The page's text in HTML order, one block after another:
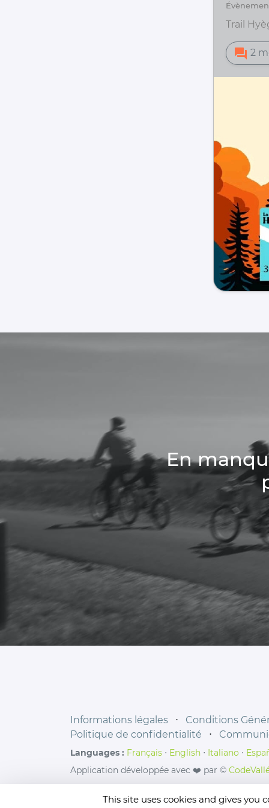
Trail
forum 2
En
Informations légales ⋅ Conditions
Politique de confidentialité
⋅
Languages : Français ⋅ English ⋅ Italiano ⋅
Application développée avec ❤️ par ©
This site uses cookies and gives